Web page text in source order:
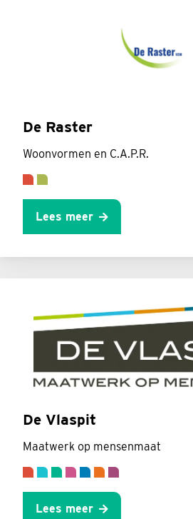
De Raster
Woonvormen en C.A.P.R.
Lees meer
De Vlaspit
Maatwerk op mensenmaat
Lees meer